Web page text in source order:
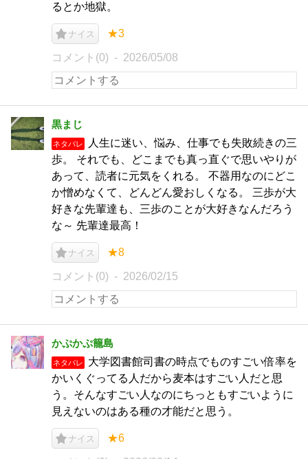
るとか地獄。
ナイス ★3
コメント(0) 2026/05/08
黒まじ
ネタバレ
人生に迷い、悩み、仕事でも失敗続きの三
歩。 それでも、どこまでも真っ直ぐで思いやりが
あって、読者に元気をくれる。 不器用なのにどこ
か憎めなくて、どんどん愛おしくなる。 三歩が大
好きな先輩達も、三歩のことが大好きなんだろう
な～ 先輩達最高！
ナイス ★8
コメント(0) 2026/02/15
かぷかぷ籠島
ネタバレ
大学図書館司書の時点でものすごい倍率を
かいくぐってる人だから麦本はすごい人だと思
う。そんなすごい人なのにちっともすごいように
見えないのはある種の才能だと思う。
ナイス ★6